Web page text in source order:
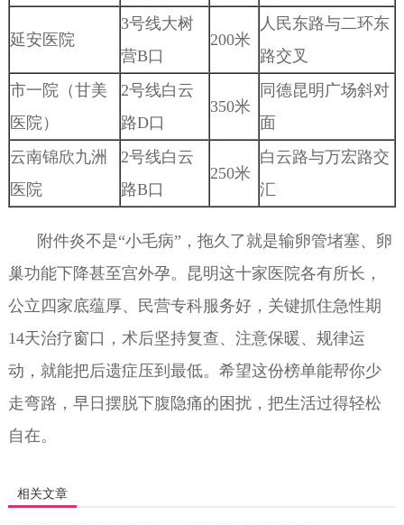
延安医院
3号线大树
营B口
200米
人民东路与二环东
路交叉
市一院（甘美
医院）
2号线白云
路D口
350米
同德昆明广场斜对
面
云南锦欣九洲
医院
2号线白云
路B口
250米
白云路与万宏路交
汇
附件炎不是“小毛病”，拖久了就是输卵管堵塞、卵
巢功能下降甚至宫外孕。昆明这十家医院各有所长，
公立四家底蕴厚、民营专科服务好，关键抓住急性期
14天治疗窗口，术后坚持复查、注意保暖、规律运
动，就能把后遗症压到最低。希望这份榜单能帮你少
走弯路，早日摆脱下腹隐痛的困扰，把生活过得轻松
自在。
相关文章